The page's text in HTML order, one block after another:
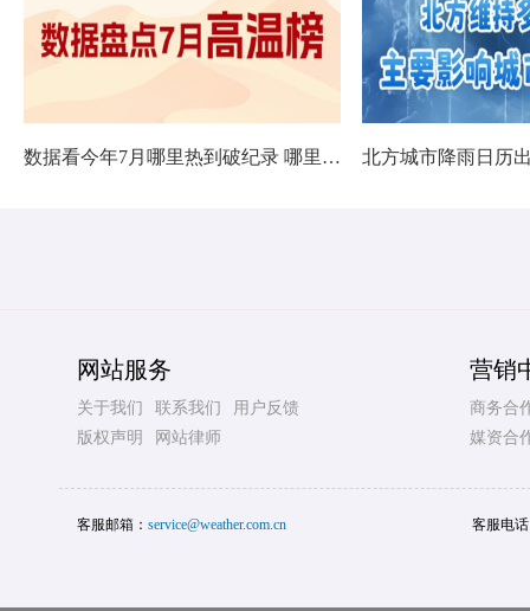
数据看今年7月哪里热到破纪录 哪里暑热连轴转
网站服务
关于我们 联系我们
用户反馈
版权声明
网站律师
营销
商务合
媒资合
客服邮箱： service@weather.com.cn 客服电